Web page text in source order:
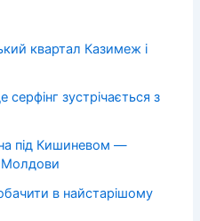
квартал Казимеж і
зустрічається з
під Кишиневом —
Молдови
в найстарішому